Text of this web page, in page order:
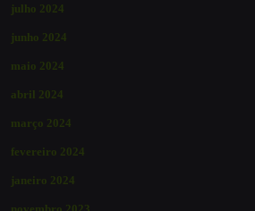
julho 2024
junho 2024
maio 2024
abril 2024
março 2024
fevereiro 2024
janeiro 2024